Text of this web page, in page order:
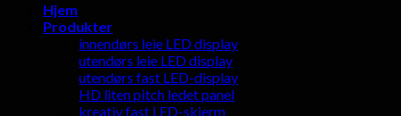
Hjem
Produkter
innendørs leie LED display
utendørs leie LED display
utendørs fast LED-display
HD liten pitch ledet panel
kreativ fast LED-skjerm